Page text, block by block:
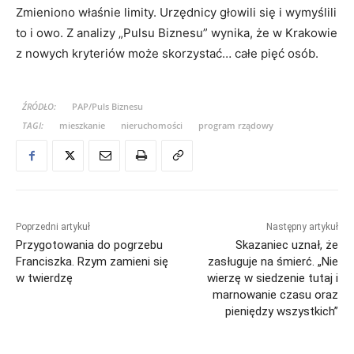
Zmieniono właśnie limity. Urzędnicy głowili się i wymyślili
to i owo. Z analizy „Pulsu Biznesu” wynika, że w Krakowie
z nowych kryteriów może skorzystać… całe pięć osób.
ŹRÓDŁO:
PAP/Puls Biznesu
TAGI:
mieszkanie nieruchomości program rządowy
Poprzedni artykuł
Przygotowania do pogrzebu
Franciszka. Rzym zamieni się
w twierdzę
Następny artykuł
Skazaniec uznał, że
zasługuje na śmierć. „Nie
wierzę w siedzenie tutaj i
marnowanie czasu oraz
pieniędzy wszystkich”